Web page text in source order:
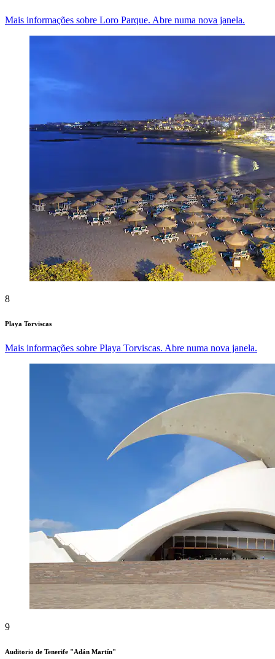
Mais informações sobre Loro Parque. Abre numa nova janela.
8
Playa Torviscas
Mais informações sobre Playa Torviscas. Abre numa nova janela.
9
Auditorio de Tenerife "Adán Martín"